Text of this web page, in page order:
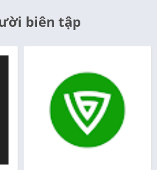
biên tập